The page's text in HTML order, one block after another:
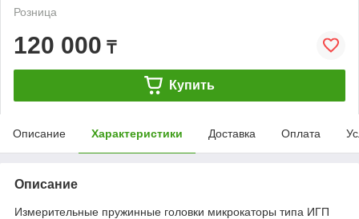
Розница
120 000 ₸
Купить
Описание Характеристики Доставка Оплата
Описание
Измерительные пружинные головки микрокаторы типа ИГП